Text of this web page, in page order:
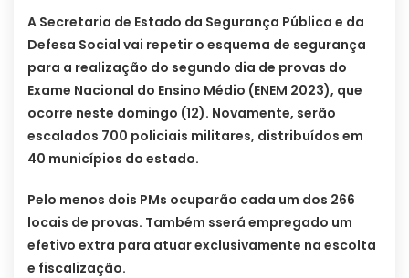
A Secretaria de Estado da Segurança Pública e da
Defesa Social vai repetir o esquema de segurança
para a realização do segundo dia de provas do
Exame Nacional do Ensino Médio (ENEM 2023), que
ocorre neste domingo (12). Novamente, serão
escalados 700 policiais militares, distribuídos em
40 municípios do estado.
Pelo menos dois PMs ocuparão cada um dos 266
locais de provas. Também sserá empregado um
efetivo extra para atuar exclusivamente na escolta
e fiscalização.